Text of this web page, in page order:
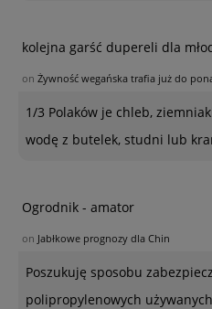
kolejna garść dupereli dla
on Żywność wegańska trafia już do
1/3 Polaków je chleb,
wodę z butelek, studni lub
Ogrodnik - amator
on Jabłkowe prognozy dla Chin
Poszukuję sposobu
polipropylenowych